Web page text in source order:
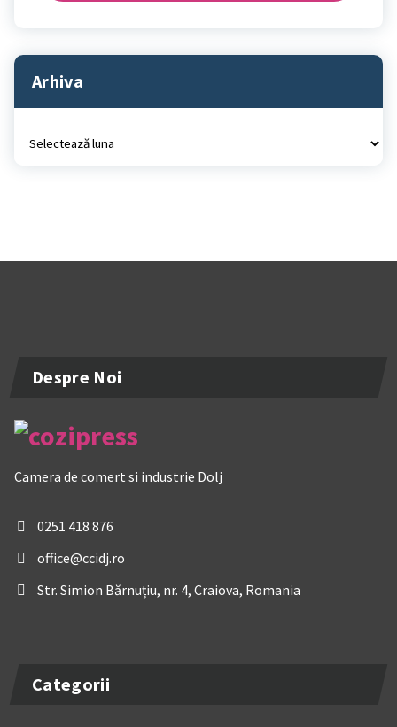
Arhiva
Despre Noi
Camera de comert si industrie Dolj
0251 418 876
office@ccidj.ro
Str. Simion Bărnuțiu, nr. 4, Craiova, Romania
Categorii